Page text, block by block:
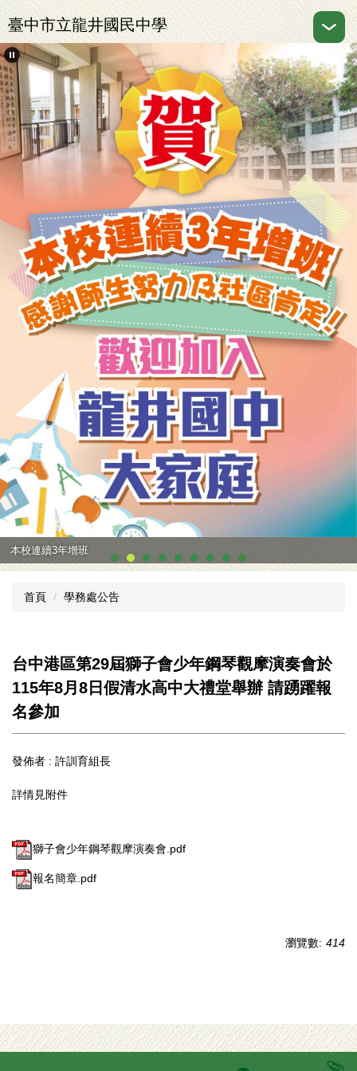
跳
到
主
要
內
容
區
臺中市立龍井國民中學
本校連續3年增班
首頁 學務處公告
台中港區第29屆獅子會少年鋼琴觀摩演奏會於
115年8月8日假清水高中大禮堂舉辦 請踴躍報
名參加
發佈者 : 許訓育組長
詳情見附件
獅子會少年鋼琴觀摩演奏會.pdf
報名簡章.pdf
瀏覽數: 414